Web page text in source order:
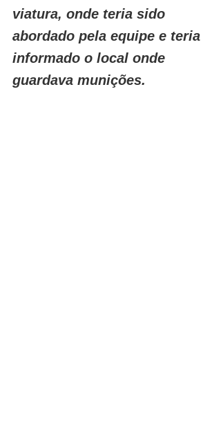
viatura, onde teria sido
abordado pela equipe e teria
informado o local onde
guardava munições.